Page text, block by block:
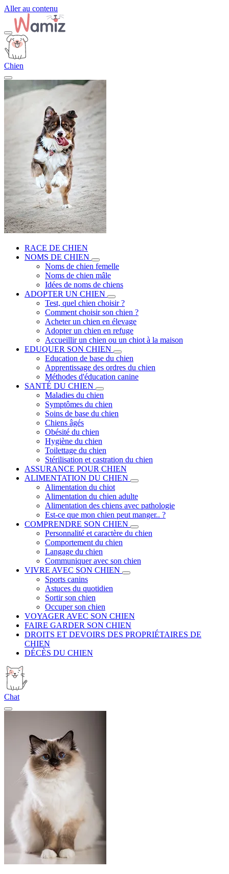
Aller au contenu
Chien
RACE DE CHIEN
NOMS DE CHIEN
Noms de chien femelle
Noms de chien mâle
Idées de noms de chiens
ADOPTER UN CHIEN
Test, quel chien choisir ?
Comment choisir son chien ?
Acheter un chien en élevage
Adopter un chien en refuge
Accueillir un chien ou un chiot à la maison
EDUQUER SON CHIEN
Education de base du chien
Apprentissage des ordres du chien
Méthodes d'éducation canine
SANTÉ DU CHIEN
Maladies du chien
Symptômes du chien
Soins de base du chien
Chiens âgés
Obésité du chien
Hygiène du chien
Toilettage du chien
Stérilisation et castration du chien
ASSURANCE POUR CHIEN
ALIMENTATION DU CHIEN
Alimentation du chiot
Alimentation du chien adulte
Alimentation des chiens avec pathologie
Est-ce que mon chien peut manger.. ?
COMPRENDRE SON CHIEN
Personnalité et caractère du chien
Comportement du chien
Langage du chien
Communiquer avec son chien
VIVRE AVEC SON CHIEN
Sports canins
Astuces du quotidien
Sortir son chien
Occuper son chien
VOYAGER AVEC SON CHIEN
FAIRE GARDER SON CHIEN
DROITS ET DEVOIRS DES PROPRIÉTAIRES DE
CHIEN
DÉCÈS DU CHIEN
Chat